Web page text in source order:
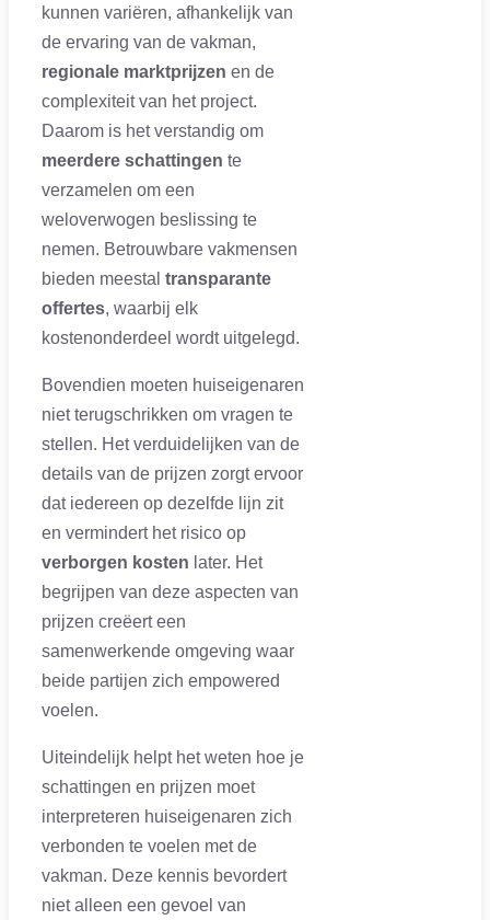
kunnen variëren, afhankelijk van
de ervaring van de vakman,
regionale marktprijzen en de
complexiteit van het project.
Daarom is het verstandig om
meerdere schattingen te
verzamelen om een
weloverwogen beslissing te
nemen. Betrouwbare vakmensen
bieden meestal transparante
offertes, waarbij elk
kostenonderdeel wordt uitgelegd.
Bovendien moeten huiseigenaren
niet terugschrikken om vragen te
stellen. Het verduidelijken van de
details van de prijzen zorgt ervoor
dat iedereen op dezelfde lijn zit
en vermindert het risico op
verborgen kosten later. Het
begrijpen van deze aspecten van
prijzen creëert een
samenwerkende omgeving waar
beide partijen zich empowered
voelen.
Uiteindelijk helpt het weten hoe je
schattingen en prijzen moet
interpreteren huiseigenaren zich
verbonden te voelen met de
vakman. Deze kennis bevordert
niet alleen een gevoel van